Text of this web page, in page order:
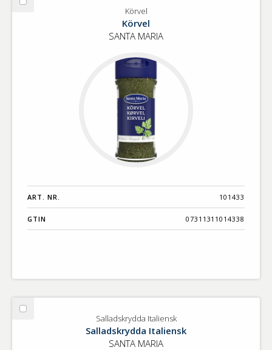
Välj
Körvel
Körvel
SANTA MARIA
ART. NR. 101433
GTIN 07311311014338
Välj
Salladskrydda Italiensk
Salladskrydda Italiensk
SANTA MARIA